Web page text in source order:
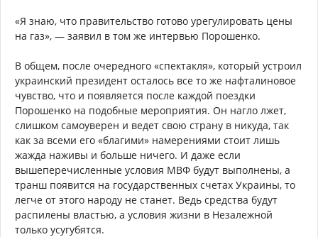
«Я знаю, что правительство готово урегулировать цены
на газ», — заявил в том же интервью Порошенко.
В общем, после очередного «спектакля», который устроил
украинский президент осталось все то же нафталиновое
чувство, что и появляется после каждой поездки
Порошенко на подобные мероприятия. Он нагло лжет,
слишком самоуверен и ведет свою страну в никуда, так
как за всеми его «благими» намерениями стоит лишь
жажда наживы и больше ничего. И даже если
вышеперечисленные условия МВФ будут выполнены, а
транш появится на государственных счетах Украины, то
легче от этого народу не станет. Ведь средства будут
распилены властью, а условия жизни в Незалежной
только усугубятся.